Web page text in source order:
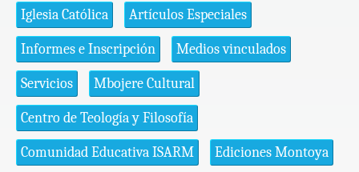
Iglesia Católica Artículos Especiales
Informes e Inscripción Medios vinculados
Servicios Mbojere Cultural
Centro de Teología y Filosofía
Comunidad Educativa ISARM Ediciones Montoya